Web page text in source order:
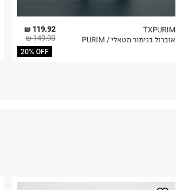
119.92 ₪
149.90 ₪
20% OFF
TXPURIM
אוברול בגימור מטאלי / PURIM